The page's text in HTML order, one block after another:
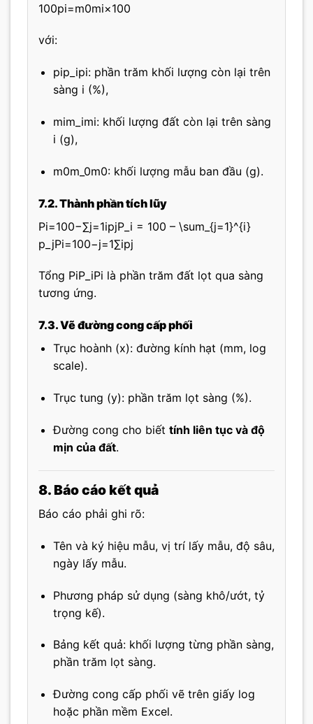
100pi=m0mi×100
với:
pip_ipi: phần trăm khối lượng còn lại trên
sàng i (%),
mim_imi: khối lượng đất còn lại trên sàng
i (g),
m0m_0m0: khối lượng mẫu ban đầu (g).
7.2. Thành phần tích lũy
Pi=100−∑j=1ipjP_i = 100 – \sum_{j=1}^{i}
p_jPi=100−j=1∑ipj
Tổng PiP_iPi là phần trăm đất lọt qua sàng
tương ứng.
7.3. Vẽ đường cong cấp phối
Trục hoành (x): đường kính hạt (mm, log
scale).
Trục tung (y): phần trăm lọt sàng (%).
Đường cong cho biết tính liên tục và độ
mịn của đất.
8. Báo cáo kết quả
Báo cáo phải ghi rõ:
Tên và ký hiệu mẫu, vị trí lấy mẫu, độ sâu,
ngày lấy mẫu.
Phương pháp sử dụng (sàng khô/ướt, tỷ
trọng kế).
Bảng kết quả: khối lượng từng phần sàng,
phần trăm lọt sàng.
Đường cong cấp phối vẽ trên giấy log
hoặc phần mềm Excel.